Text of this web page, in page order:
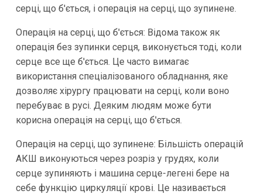
серці, що б'ється, і операція на серці, що зупинене.
Операція на серці, що б'ється: Відома також як
операція без зупинки серця, виконується тоді, коли
серце все ще б'ється. Це часто вимагає
використання спеціалізованого обладнання, яке
дозволяє хірургу працювати на серці, коли воно
перебуває в русі. Деяким людям може бути
корисна операція на серці, що б'ється.
Операція на серці, що зупинене: Більшість операцій
АКШ виконуються через розріз у грудях, коли
серце зупиняють і машина серце-легені бере на
себе функцію циркуляції крові. Це називається